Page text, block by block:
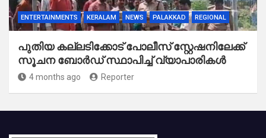
ENTERTAINMENTS KERALAM NEWS PALAKKAD REGIONAL
പുതിയ കല്ലടിക്കോട് പോലീസ് സ്റ്റേഷനിലേക്ക്
സൂചന ബോർഡ് സ്ഥാപിച്ച് വ്യാപാരികൾ
4 months ago Reporter